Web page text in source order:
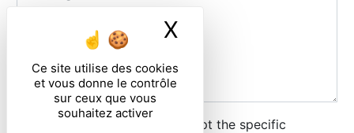
Ce site utilise des cookies
et vous donne le contrôle
sur ceux que vous
souhaitez activer
X
By checking this box, I accept the specific